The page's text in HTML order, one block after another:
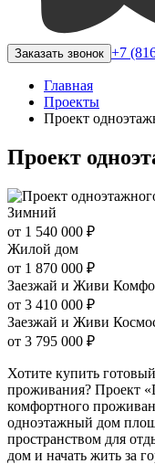
Заказать звонок +7
Главная
Проекты
Проект
Проект
Зимний
от 1 540 000 ₽
Жилой дом
от 1 870 000 ₽
Заезжай и Живи
от 3 410 000 ₽
Заезжай и Живи
от 3 795 000 ₽
Хотите купить
проживания? Проект
комфортного
одноэтажный дом
пространством для
дом и начать жить за